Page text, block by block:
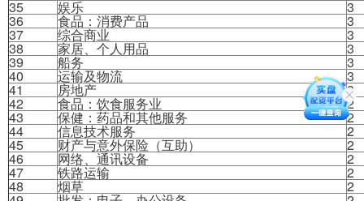
35 娱乐 3
36 食品：消费产品 3
37 综合商业 3
38 家居、个人用品 3
39 船务 3
40 运输及物流 3
41 房地产 3
42 食品：饮食服务业 2
43 保健：药品和其他服务 2
44 信息技术服务 2
45 财产与意外保险（互助） 2
46 网络、通讯设备 2
47 铁路运输 2
48 烟草 2